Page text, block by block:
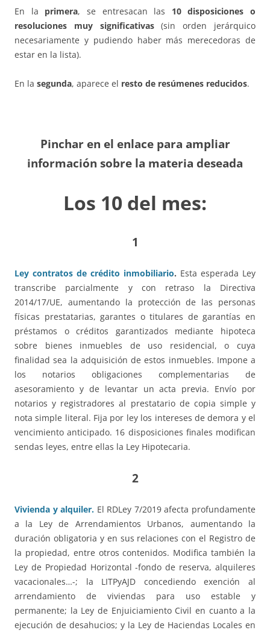
En la primera, se entresacan las 10 disposiciones o
resoluciones muy significativas(sin orden jerárquico
necesariamente y pudiendo haber más merecedoras de
estar en la lista).
En la segunda, aparece el resto de resúmenes reducidos.
Pinchar en el enlace para ampliar
información sobre la materia deseada
Los 10 del mes:
1
Ley contratos de crédito inmobiliario. Esta esperada Ley
transcribe parcialmente y con retraso la Directiva
2014/17/UE, aumentando la protección de las personas
físicas prestatarias, garantes o titulares de garantías en
préstamos o créditos garantizados mediante hipoteca
sobre bienes inmuebles de uso residencial, o cuya
finalidad sea la adquisición de estos inmuebles. Impone a
los notarios obligaciones complementarias de
asesoramiento y de levantar un acta previa. Envío por
notarios y registradores al prestatario de copia simple y
nota simple literal. Fija por ley los intereses de demora y el
vencimiento anticipado. 16 disposiciones finales modifican
sendas leyes, entre ellas la Ley Hipotecaria.
2
Vivienda y alquiler. El RDLey 7/2019 afecta profundamente
a la Ley de Arrendamientos Urbanos, aumentando la
duración obligatoria y en sus relaciones con el Registro de
la propiedad, entre otros contenidos. Modifica también la
Ley de Propiedad Horizontal -fondo de reserva, alquileres
vacacionales…-; la LITPyAJD concediendo exención al
arrendamiento de viviendas para uso estable y
permanente; la Ley de Enjuiciamiento Civil en cuanto a la
ejecución de desahucios; y la Ley de Haciendas Locales en